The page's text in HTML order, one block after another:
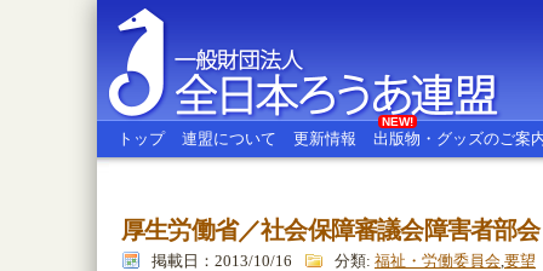
全日本ろうあ連盟
トップ 連盟について 更新情報 出版物・グッズのご案
NEW!
厚生労働省／社会保障審議会障害者部
掲載日：2013/10/16 分類: 福祉・労働委員会,要望